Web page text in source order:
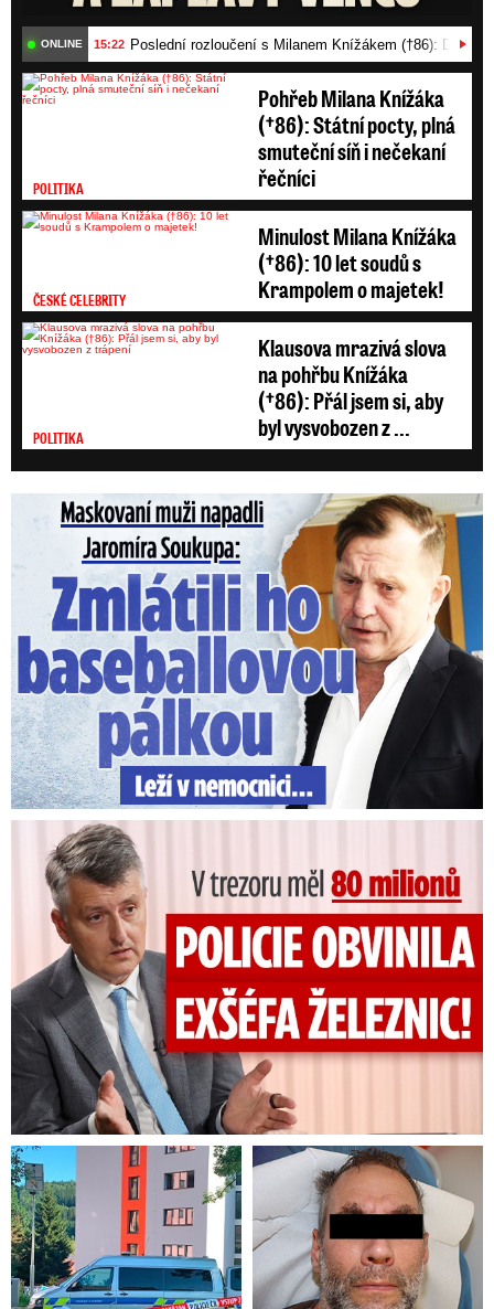
ONLINE 15:22 Poslední rozloučení s Milanem Knížákem (†86):
POLITIKA
Pohřeb Milana Knížáka
(†86): Státní pocty, plná
smuteční síň i nečekaní
řečníci
ČESKÉ CELEBRITY
Minulost Milana Knížáka
(†86): 10 let soudů s
Krampolem o majetek!
POLITIKA
Klausova mrazivá slova
na pohřbu Knížáka
(†86): Přál jsem si, aby
byl vysvobozen z ...
Maskovaní muži napadli Jaromíra Soukupa: Krvavá nakládačka
V trezoru měl 80 milionů: Policie obvinila exšéfa železnic!